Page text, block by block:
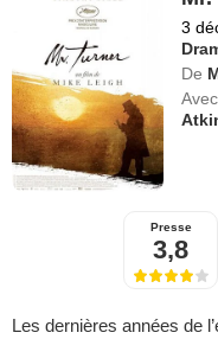
3
De
Avec
Presse
3,8
Les dernières années de